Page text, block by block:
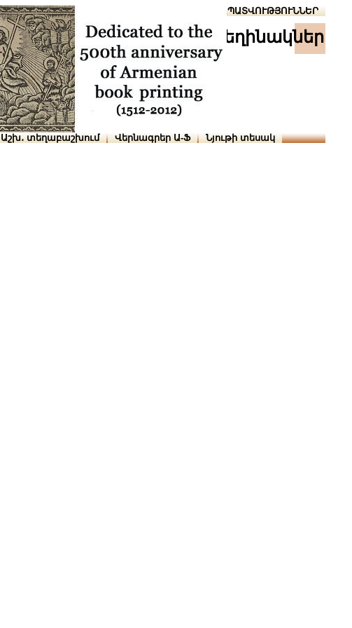
ՆԱԽԱՊԱՏՎՈՒԹՅՈՒՆՆԵՐ
հեղինակներ
Աշխ․ տեղաբաշխում Վերնագրեր Ա-Ֆ Նյութի տեսակ